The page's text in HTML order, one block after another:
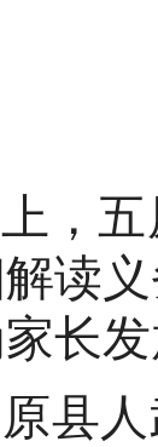
，
读
长
县